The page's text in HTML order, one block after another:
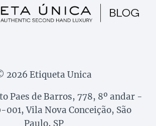
2026 Etiqueta Unica
Paes de Barros, 778, 8º andar -
001, Vila Nova Conceição, São
Paulo, SP